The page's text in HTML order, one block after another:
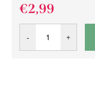
€2,99
Jednotková